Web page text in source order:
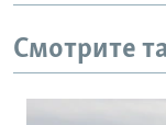
Смотрите